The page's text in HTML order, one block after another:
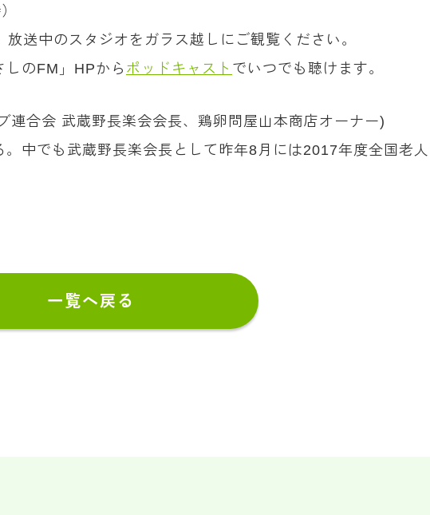
送中のスタジオをガラス越しにご観覧ください。
のFM」HPから ポッドキャスト でいつでも聴けます。
合会 武蔵野長楽会会長、鶏卵問屋山本商店オーナー)
中でも武蔵野長楽会長として昨年8月には2017年度全国老
一覧へ戻る